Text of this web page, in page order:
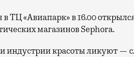
магазинов Sephora.
индустрии красоты ликуют —